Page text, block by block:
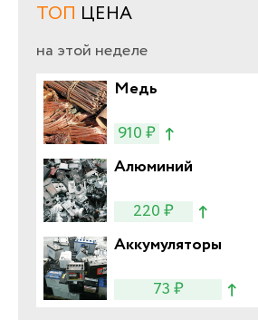
ТОП ЦЕНА
на этой неделе
Медь
910 ₽
Алюминий
220 ₽
Аккумуляторы
73 ₽